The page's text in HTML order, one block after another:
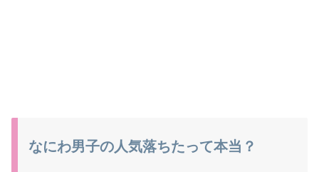
なにわ男子の人気落ちたって本当？